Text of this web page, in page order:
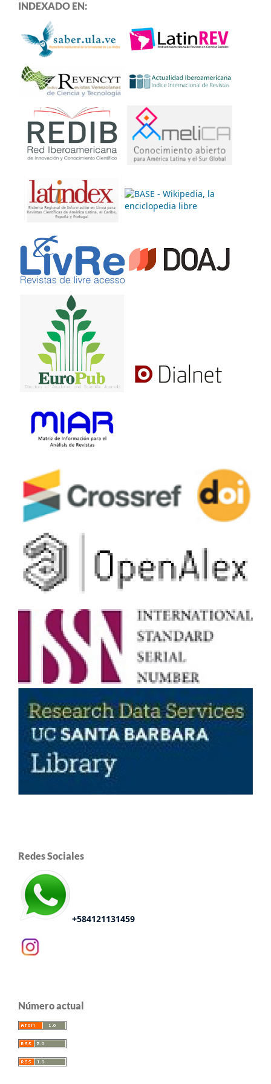
INDEXADO EN:
Redes Sociales
+584121131459
Número actual